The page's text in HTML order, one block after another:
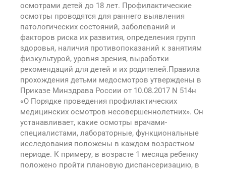
осмотрами детей до 18 лет. Профилактические
осмотры проводятся для раннего выявления
патологических состояний, заболеваний и
факторов риска их развития, определения групп
здоровья, наличия противопоказаний к занятиям
физкультурой, уровня зрения, выработки
рекомендаций для детей и их родителей.Правила
прохождения детьми медосмотров утверждены в
Приказе Минздрава России от 10.08.2017 N 514н
«О Порядке проведения профилактических
медицинских осмотров несовершеннолетних». Он
устанавливает, какие осмотры врачами-
специалистами, лабораторные, функциональные
исследования положены в каждом возрастном
периоде. К примеру, в возрасте 1 месяца ребенку
положено пройти плановую диспансеризацию, в